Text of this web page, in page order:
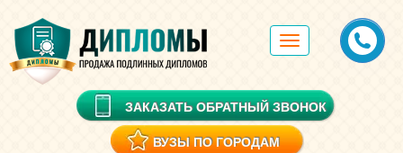
Toggle
navigation
ЗАКАЗАТЬ ОБРАТНЫЙ ЗВОНОК
ВУЗЫ ПО ГОРОДАМ